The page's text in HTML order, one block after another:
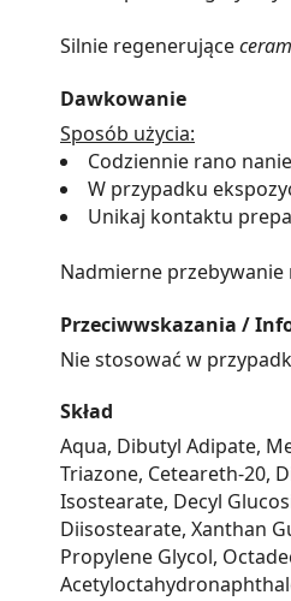
Silnie regenerujące
Dawkowanie
Sposób użycia:
Codziennie rano
W przypadku
Unikaj kontaktu
Nadmierne przebywanie
Przeciwwskazania /
Nie stosować w
Skład
Aqua, Dibutyl Adipate,
Triazone, Ceteareth-20,
Isostearate, Decyl
Diisostearate, Xanthan
Propylene Glycol,